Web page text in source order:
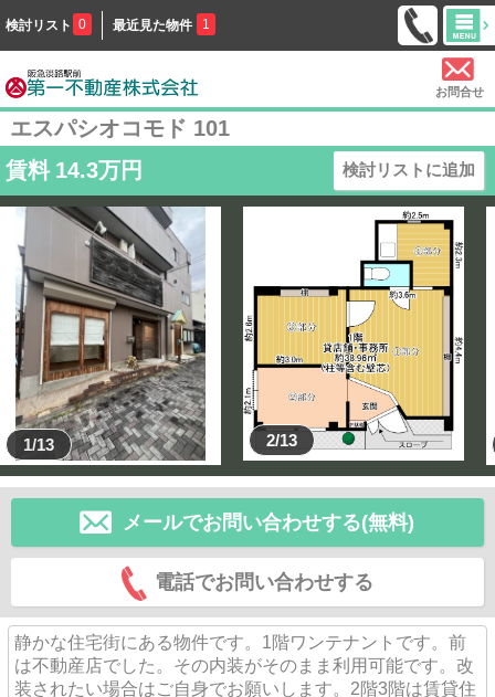
検討リスト 0 最近見た物件 1
お問合せ
エスパシオコモド 101
賃料 14.3万円 検討リストに追加
1/13 2/13
メールでお問い合わせする(無料)
電話でお問い合わせする
静かな住宅街にある物件です。1階ワンテナントです。前
は不動産店でした。その内装がそのまま利用可能です。改
装されたい場合はご自身でお願いします。2階3階は賃貸住